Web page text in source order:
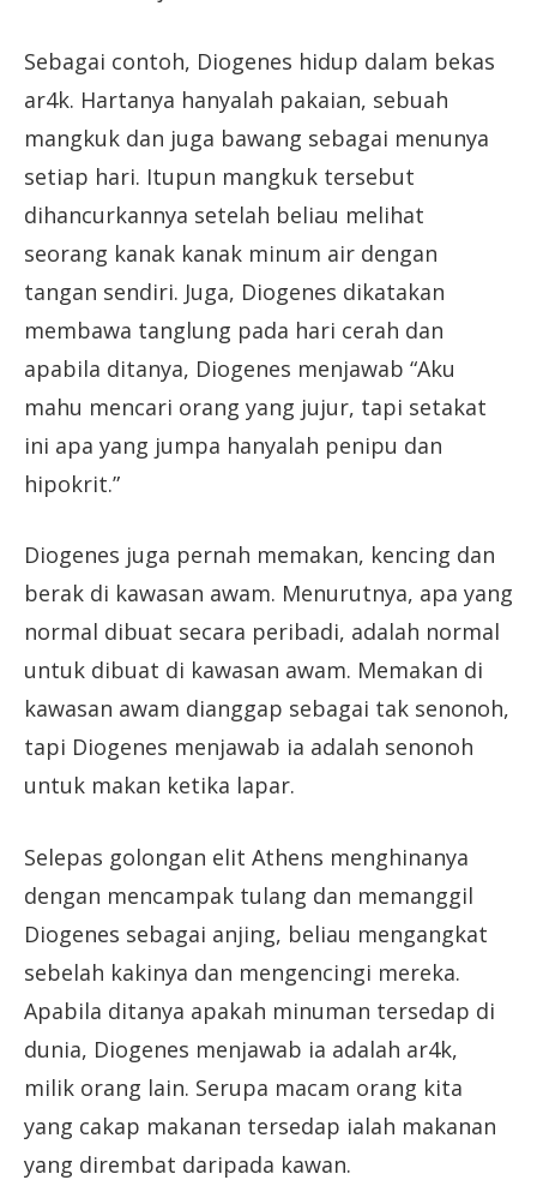
Sebagai contoh, Diogenes hidup dalam bekas
ar4k. Hartanya hanyalah pakaian, sebuah
mangkuk dan juga bawang sebagai menunya
setiap hari. Itupun mangkuk tersebut
dihancurkannya setelah beliau melihat
seorang kanak kanak minum air dengan
tangan sendiri. Juga, Diogenes dikatakan
membawa tanglung pada hari cerah dan
apabila ditanya, Diogenes menjawab “Aku
mahu mencari orang yang jujur, tapi setakat
ini apa yang jumpa hanyalah penipu dan
hipokrit.”
Diogenes juga pernah memakan, kencing dan
berak di kawasan awam. Menurutnya, apa yang
normal dibuat secara peribadi, adalah normal
untuk dibuat di kawasan awam. Memakan di
kawasan awam dianggap sebagai tak senonoh,
tapi Diogenes menjawab ia adalah senonoh
untuk makan ketika lapar.
Selepas golongan elit Athens menghinanya
dengan mencampak tulang dan memanggil
Diogenes sebagai anjing, beliau mengangkat
sebelah kakinya dan mengencingi mereka.
Apabila ditanya apakah minuman tersedap di
dunia, Diogenes menjawab ia adalah ar4k,
milik orang lain. Serupa macam orang kita
yang cakap makanan tersedap ialah makanan
yang dirembat daripada kawan.